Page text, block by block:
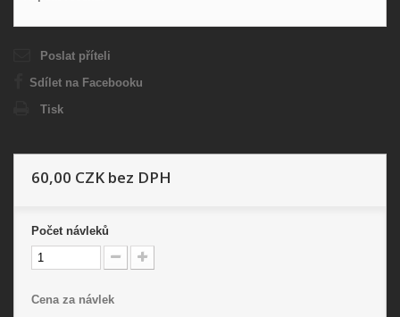
Poslat příteli
Sdílet na Facebooku
Tisk
60,00 CZK bez DPH
Počet návleků
Cena za návlek